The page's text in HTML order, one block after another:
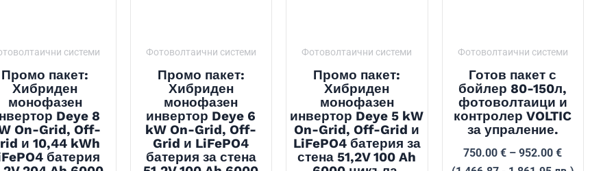
системи
Промо пакет:
Хибриден
монофазен
Deye 8
On-Grid, Off-
и 10,44 kWh
батерия
Фотоволтаични системи
Промо пакет:
Хибриден
монофазен
инвертор Deye 6
kW On-Grid, Off-
Grid и LiFePO4
батерия за стена
Фотоволтаични системи
Промо пакет:
Хибриден
монофазен
инвертор Deye 5 kW
On-Grid, Off-Grid и
LiFePO4 батерия за
стена 51,2V 100 Ah
Фотоволтаични системи
Готов пакет с
бойлер 80-150л,
фотоволтаици и
контролер VOLTIC
за упраление.
750.00€ – 952.00€Price